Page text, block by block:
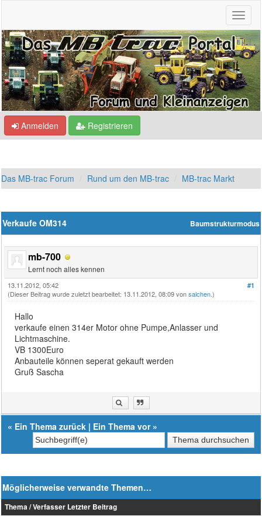
Anmelden Registrieren
Das MB-trac Forum Rund um den MB-trac MB-trac Markt
Baumstrukturmodus
Verkaufe OM314
mb-700
Lernt noch alles kennen
#1
13.11.2012, 05:42
(Dieser Beitrag wurde zuletzt bearbeitet: 13.11.2012, 08:09 vonsalchen.)
Hallo
verkaufe einen 314er Motor ohne Pumpe,Anlasser und
Lichtmaschine.
VB 1300Euro
Anbauteile können seperat gekauft werden
Gruß Sascha
« Ein Thema zurück | Ein Thema vor»
Möglicherweise verwandte Themen…
Thema / Verfasser Letzter Beitrag